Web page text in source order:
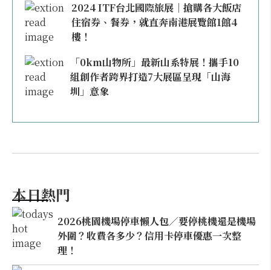
2024 ITF台北國際旅展｜搶購各大飯店
住宿券、餐券，就直奔南港展覽館1館4
樓！
「0km山物所」最新山系特展！攜手10
組創作者跨界打造7大展區呈現「山海
圳」意象
本日熱門
2026桃園機場停車懶人包／要停桃機還是機場
外圍？收費各多少？信用卡停車優惠一次整
理！